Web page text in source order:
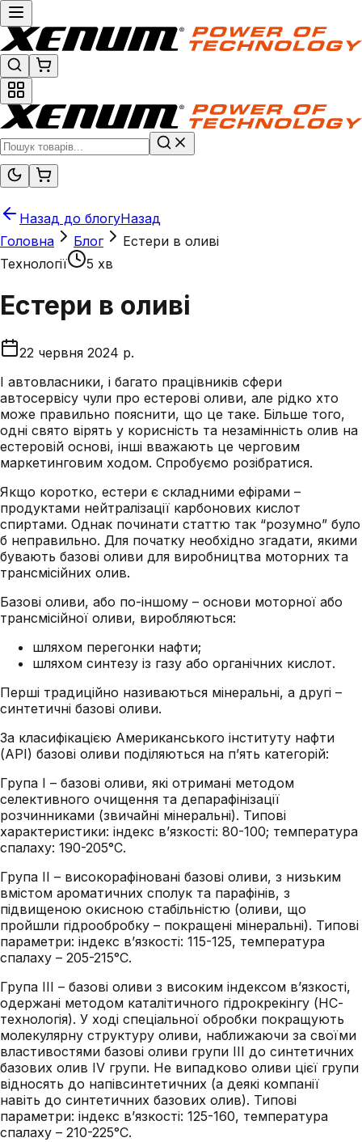
Назад до блогуНазад
Головна
Блог
Естери в оливі
Технології
5 хв
Естери в оливі
22 червня 2024 р.
І автовласники, і багато працівників сфери
автосервісу чули про естерові оливи, але рідко хто
може правильно пояснити, що це таке. Більше того,
одні свято вірять у корисність та незамінність олив на
естеровій основі, інші вважають це черговим
маркетинговим ходом. Спробуємо розібратися.
Якщо коротко, естери є складними ефірами –
продуктами нейтралізації карбонових кислот
спиртами. Однак починати статтю так “розумно” було
б неправильно. Для початку необхідно згадати, якими
бувають базові оливи для виробництва моторних та
трансмісійних олив.
Базові оливи, або по-іншому – основи моторної або
трансмісійної оливи, виробляються:
шляхом перегонки нафти;
шляхом синтезу із газу або органічних кислот.
Перші традиційно називаються мінеральні, а другі –
синтетичні базові оливи.
За класифікацією Американського інституту нафти
(API) базові оливи поділяються на п’ять категорій:
Група I – базові оливи, які отримані методом
селективного очищення та депарафінізації
розчинниками (звичайні мінеральні). Типові
характеристики: індекс в’язкості: 80-100; температура
спалаху: 190-205°С.
Група II – високорафіновані базові оливи, з низьким
вмістом ароматичних сполук та парафінів, з
підвищеною окисною стабільністю (оливи, що
пройшли гідрообробку – покращені мінеральні). Типові
параметри: індекс в’язкості: 115-125, температура
спалаху – 205-215°С.
Група III – базові оливи з високим індексом в’язкості,
одержані методом каталітичного гідрокрекінгу (НС-
технологія). У ході спеціальної обробки покращують
молекулярну структуру оливи, наближаючи за своїми
властивостями базові оливи групи III до синтетичних
базових олив IV групи. Не випадково оливи цієї групи
відносять до напівсинтетичних (а деякі компанії
навіть до синтетичних базових олив). Типові
параметри: індекс в’язкості: 125-160, температура
спалаху – 210-225°С.